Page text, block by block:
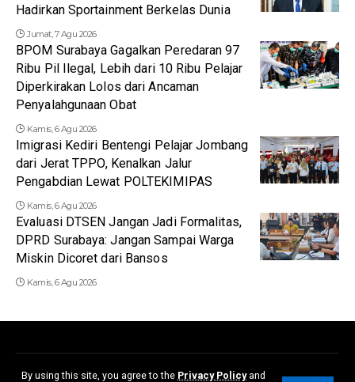
By using this site, you agree to the Privacy Policyand
Hadirkan Sportainment Berkelas Dunia
Jumat, 7 Agu 2026
BPOM Surabaya Gagalkan Peredaran 97
Ribu Pil Ilegal, Lebih dari 10 Ribu Pelajar
Diperkirakan Lolos dari Ancaman
Penyalahgunaan Obat
Kamis, 6 Agu 2026
Imigrasi Kediri Bentengi Pelajar Jombang
dari Jerat TPPO, Kenalkan Jalur
Pengabdian Lewat POLTEKIMIPAS
Kamis, 6 Agu 2026
Evaluasi DTSEN Jangan Jadi Formalitas,
DPRD Surabaya: Jangan Sampai Warga
Miskin Dicoret dari Bansos
Kamis, 6 Agu 2026
Redaksi Disclaimer Kerjasama dan Iklan Pedoman Media Siber